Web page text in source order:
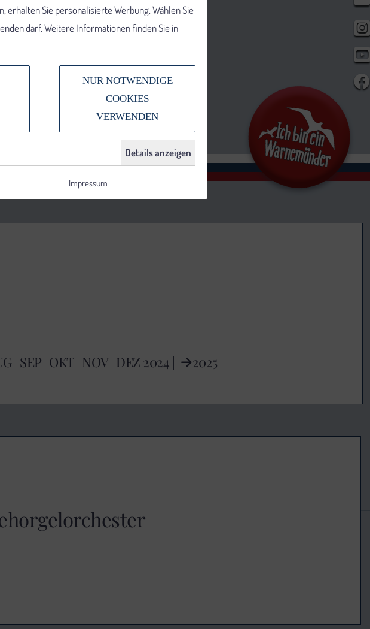
| SEP| OKT| NOV| DEZ 2024 | 2025
erhalten Sie personalisierte Werbung. Wählen Sie
darf. Weitere Informationen finden Sie in
NUR NOTWENDIGE
COOKIES
VERWENDEN
Details anzeigen
Impressum